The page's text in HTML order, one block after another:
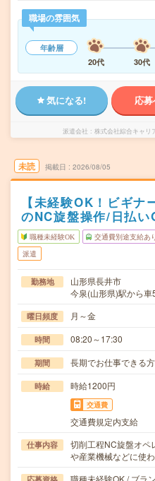
職場の雰囲気
年齢層
20代
30代
気になる! 応
派遣会社 株式会社綜合キャリ
未読 掲載日 2026/08/05
【未経験OK！ビギナ
のNC旋盤操作/日払い
職種未経験OK 交通費別途支給あ
派遣
勤務地
山形県長井市
今泉(山形県)駅から車
曜日頻度 月～金
時間 08:20～17:30
期間 長期でお仕事できる
時給 時給1200円
交通費
交通費規定内支給
仕事内容
切削工程NC旋盤オペ
や産業機械などに使
職種未経験OK / ブラ